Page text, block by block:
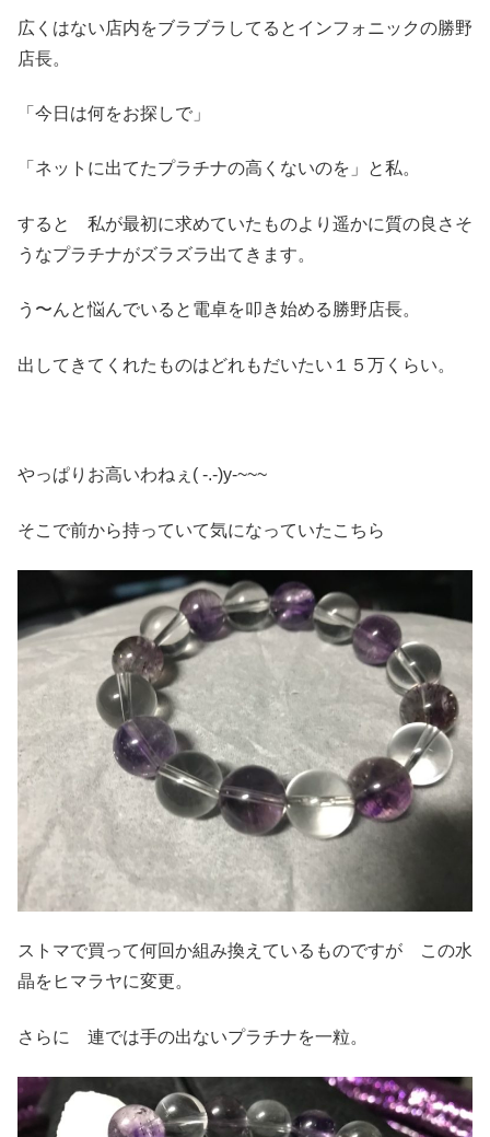
広くはない店内をブラブラしてるとインフォニックの勝野
店長。
「今日は何をお探しで」
「ネットに出てたプラチナの高くないのを」と私。
すると 私が最初に求めていたものより遥かに質の良さそ
うなプラチナがズラズラ出てきます。
う〜んと悩んでいると電卓を叩き始める勝野店長。
出してきてくれたものはどれもだいたい１５万くらい。
やっぱりお高いわねぇ( -.-)y-~~~
そこで前から持っていて気になっていたこちら
ストマで買って何回か組み換えているものですが この水
晶をヒマラヤに変更。
さらに 連では手の出ないプラチナを一粒。